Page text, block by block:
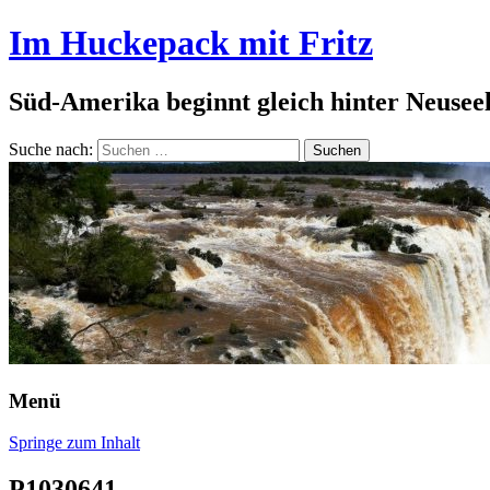
Im Huckepack mit Fritz
Süd-Amerika beginnt gleich hinter
Suche nach:
Menü
Springe zum Inhalt